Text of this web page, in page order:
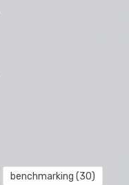
benchmarking (30)